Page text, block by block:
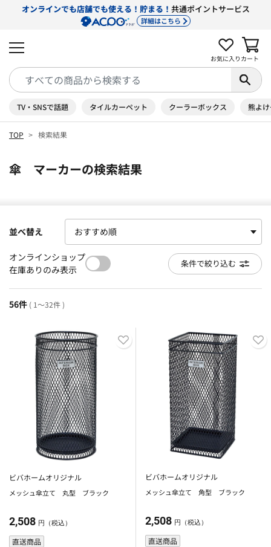
オンラインでも店舗でも使える！貯まる！ 共通ポイントサービス
詳細はこちら
お気に入り カート
TV・SNSで話題 タイルカーペット クーラーボックス 熊よ
TOP 検索結果
傘 マーカーの検索結果
並べ替え
オンラインショップ
在庫ありのみ表示
条件で絞り込む
56件 ( 1～32件 )
ビバホームオリジナル
メッシュ傘立て 丸型 ブラック
2,508 円（税込）
直送商品
ビバホームオリジナル
メッシュ傘立て 角型 ブラック
2,508 円（税込）
直送商品